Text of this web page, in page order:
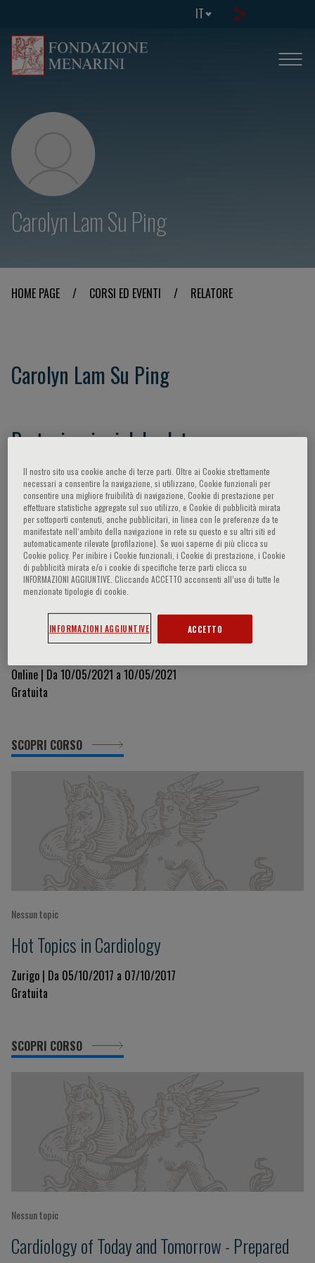
IT
Carolyn Lam Su Ping
HOME PAGE / CORSI ED EVENTI / RELATORE
Carolyn Lam Su Ping
Partecipazioni del relatore
Nessun topic
Recent Advances in Cardiovascular Diseases - 3
Online | Da 10/05/2021 a 10/05/2021
Gratuita
SCOPRI CORSO
Nessun topic
Hot Topics in Cardiology
Zurigo | Da 05/10/2017 a 07/10/2017
Gratuita
SCOPRI CORSO
Nessun topic
Cardiology of Today and Tomorrow - Prepared
Il nostro sito usa cookie anche di terze parti. Oltre ai Cookie strettamente
necessari a consentire la navigazione, si utilizzano, Cookie funzionali per
consentire una migliore fruibilità di navigazione, Cookie di prestazione per
effettuare statistiche aggregate sul suo utilizzo, e Cookie di pubblicità mirata
per sottoporti contenuti, anche pubblicitari, in linea con le preferenze da te
manifestate nell‘ambito della navigazione in rete su questo e su altri siti ed
automaticamente rilevate (profilazione). Se vuoi saperne di più clicca su
Cookie policy. Per inibire i Cookie funzionali, i Cookie di prestazione, i Cookie
di pubblicità mirata e/o i cookie di specifiche terze parti clicca su
INFORMAZIONI AGGIUNTIVE. Cliccando ACCETTO acconsenti all’uso di tutte le
menzionate tipologie di cookie.
INFORMAZIONI AGGIUNTIVE ACCETTO